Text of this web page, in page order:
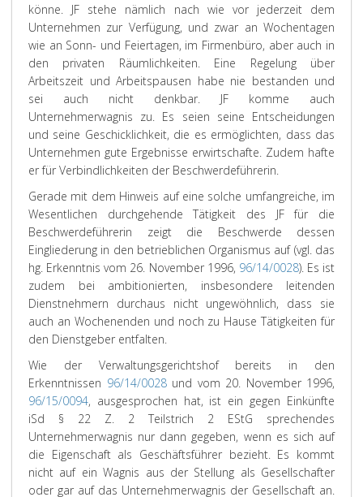
könne. JF stehe nämlich nach wie vor jederzeit dem
Unternehmen zur Verfügung, und zwar an Wochentagen
wie an Sonn- und Feiertagen, im Firmenbüro, aber auch in
den privaten Räumlichkeiten. Eine Regelung über
Arbeitszeit und Arbeitspausen habe nie bestanden und
sei auch nicht denkbar. JF komme auch
Unternehmerwagnis zu. Es seien seine Entscheidungen
und seine Geschicklichkeit, die es ermöglichten, dass das
Unternehmen gute Ergebnisse erwirtschafte. Zudem hafte
er für Verbindlichkeiten der Beschwerdeführerin.
Gerade mit dem Hinweis auf eine solche umfangreiche, im
Wesentlichen durchgehende Tätigkeit des JF für die
Beschwerdeführerin zeigt die Beschwerde dessen
Eingliederung in den betrieblichen Organismus auf (vgl. das
hg. Erkenntnis vom 26. November 1996, 96/14/0028). Es ist
zudem bei ambitionierten, insbesondere leitenden
Dienstnehmern durchaus nicht ungewöhnlich, dass sie
auch an Wochenenden und noch zu Hause Tätigkeiten für
den Dienstgeber entfalten.
Wie der Verwaltungsgerichtshof bereits in den
Erkenntnissen 96/14/0028und vom 20. November 1996,
96/15/0094, ausgesprochen hat, ist ein gegen Einkünfte
iSd § 22 Z. 2 Teilstrich 2 EStG sprechendes
Unternehmerwagnis nur dann gegeben, wenn es sich auf
die Eigenschaft als Geschäftsführer bezieht. Es kommt
nicht auf ein Wagnis aus der Stellung als Gesellschafter
oder gar auf das Unternehmerwagnis der Gesellschaft an.